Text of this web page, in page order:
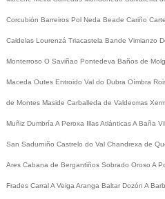
Corcubión Barreiros Pol Neda Beade Cariño
Caldelas Lourenzá Triacastela Bande Vimianzo
Monterroso O Saviñao Pontedeva Baños de
Maceda Outes Entroido Val do Dubra Oímbra
de Montes Maside Carballeda de Valdeorras
Muñiz Dumbría A Peroxa Illas AtlánticasA Baña
San Sadurniño Castrelo do Val Chandrexa de
Ares Cabana de Bergantiños Sobrado Oroso A
Frades CarralA Veiga Aranga Baltar Dozón A